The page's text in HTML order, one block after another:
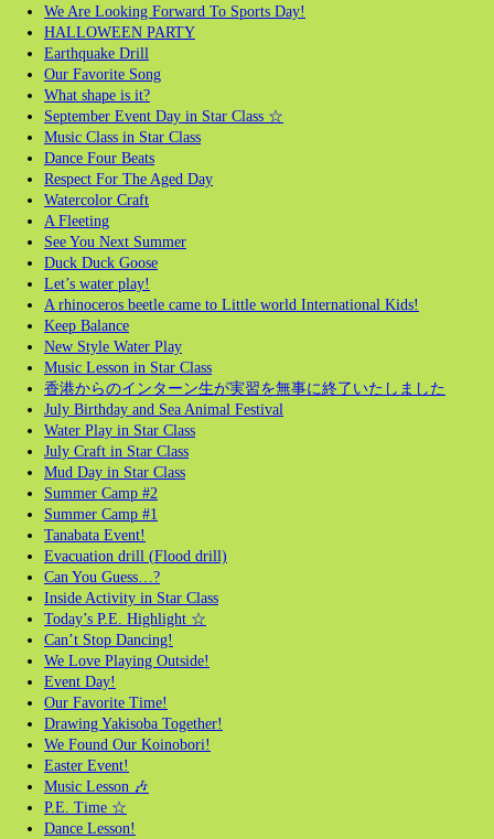
We Are Looking Forward To Sports Day!
HALLOWEEN PARTY
Earthquake Drill
Our Favorite Song
What shape is it?
September Event Day in Star Class ☆
Music Class in Star Class
Dance Four Beats
Respect For The Aged Day
Watercolor Craft
A Fleeting
See You Next Summer
Duck Duck Goose
Let’s water play!
A rhinoceros beetle came to Little world International Kids!
Keep Balance
New Style Water Play
Music Lesson in Star Class
香港からのインターン生が実習を無事に終了いたしました
July Birthday and Sea Animal Festival
Water Play in Star Class
July Craft in Star Class
Mud Day in Star Class
Summer Camp #2
Summer Camp #1
Tanabata Event!
Evacuation drill (Flood drill)
Can You Guess…?
Inside Activity in Star Class
Today’s P.E. Highlight ☆
Can’t Stop Dancing!
We Love Playing Outside!
Event Day!
Our Favorite Time!
Drawing Yakisoba Together!
We Found Our Koinobori!
Easter Event!
Music Lesson 🎶
P.E. Time ☆
Dance Lesson!